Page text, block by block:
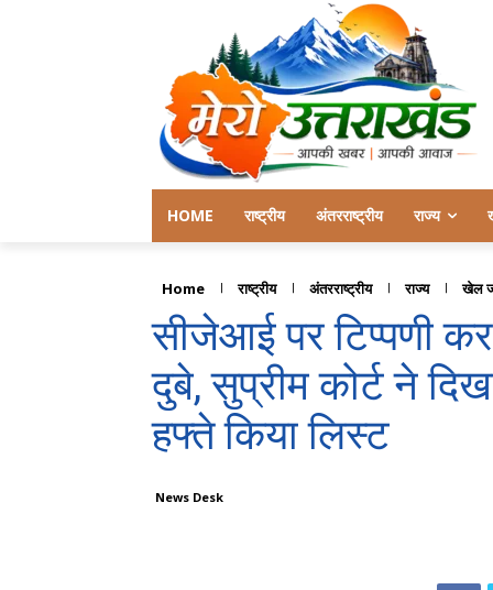
HOME राष्ट्रीय अंतरराष्ट्रीय राज्य
Home राष्ट्रीय अंतरराष्ट्रीय राज्य खेल
सीजेआई पर टिप्पणी
दुबे, सुप्रीम कोर्ट ने
हफ्ते किया लिस्ट
News Desk